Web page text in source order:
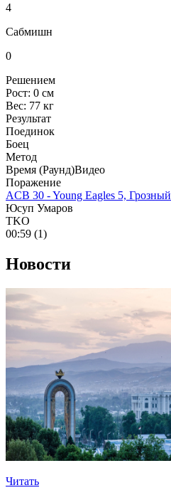
4
Сабмишн
0
Решением
Рост: 0 см
Вес: 77 кг
Результат
Поединок
Боец
Метод
Время (Раунд)Видео
Поражение
ACB 30 - Young Eagles 5, Грозный
Юсуп Умаров
TKO
00:59 (1)
Новости
Читать